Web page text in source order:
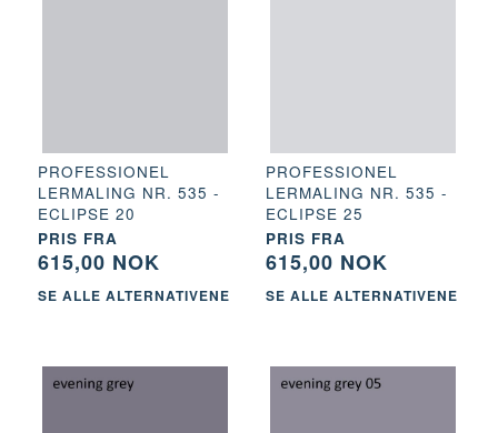
PROFESSIONEL
LERMALING NR. 535 -
ECLIPSE 20
PRIS FRA
615,00 NOK
SE ALLE ALTERNATIVENE
PROFESSIONEL
LERMALING NR. 535 -
ECLIPSE 25
PRIS FRA
615,00 NOK
SE ALLE ALTERNATIVENE